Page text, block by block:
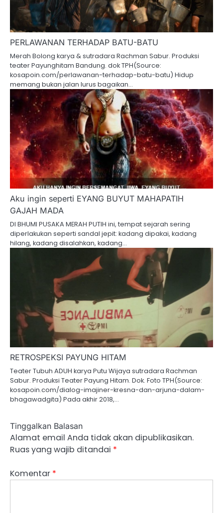
PERLAWANAN TERHADAP BATU-BATU
Merah Bolong karya & sutradara Rachman Sabur. Produksi
teater Payunghitam Bandung. dok TPH(Source:
kosapoin.com/perlawanan-terhadap-batu-batu) Hidup
memang bukan jalan lurus bagaikan…
Aku ingin seperti EYANG BUYUT MAHAPATIH
GAJAH MADA
DI BHUMI PUSAKA MERAH PUTIH ini, tempat sejarah sering
diperlakukan seperti sandal jepit: kadang dipakai, kadang
hilang, kadang disalahkan, kadang…
RETROSPEKSI PAYUNG HITAM
Teater Tubuh ADUH karya Putu Wijaya sutradara Rachman
Sabur. Produksi Teater Payung Hitam. Dok. Foto TPH(Source:
kosapoin.com/dialog-imajiner-kresna-dan-arjuna-dalam-
bhagawadgita) Pada akhir 2018,…
Tinggalkan Balasan
Alamat email Anda tidak akan dipublikasikan.
Ruas yang wajib ditandai *
Komentar *